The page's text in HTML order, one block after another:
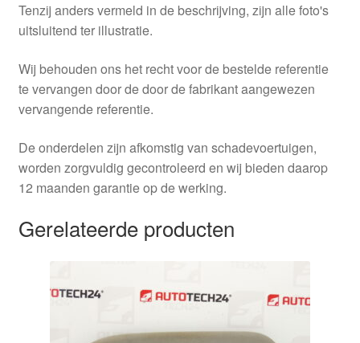
Tenzij anders vermeld in de beschrijving, zijn alle foto's
uitsluitend ter illustratie.
Wij behouden ons het recht voor de bestelde referentie
te vervangen door de door de fabrikant aangewezen
vervangende referentie.
De onderdelen zijn afkomstig van schadevoertuigen,
worden zorgvuldig gecontroleerd en wij bieden daarop
12 maanden garantie op de werking.
Gerelateerde producten